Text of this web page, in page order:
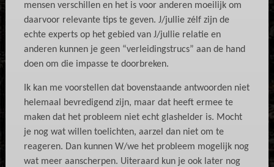
mensen verschillen en het is voor anderen moeilijk om
daarvoor relevante tips te geven. J/jullie zélf zijn de
echte experts op het gebied van J/jullie relatie en
anderen kunnen je geen “verleidingstrucs” aan de hand
doen om die impasse te doorbreken.
Ik kan me voorstellen dat bovenstaande antwoorden niet
helemaal bevredigend zijn, maar dat heeft ermee te
maken dat het probleem niet echt glashelder is. Mocht
je nog wat willen toelichten, aarzel dan niet om te
reageren. Dan kunnen W/we het probleem mogelijk nog
wat meer aanscherpen. Uiteraard kun je ook later nog